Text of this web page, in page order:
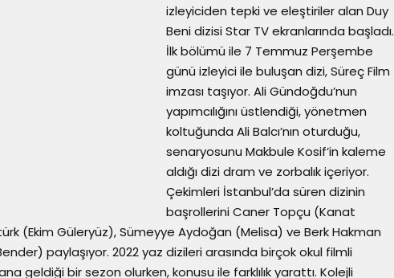
izleyiciden tepki ve eleştiriler alan Duy
Beni dizisi Star TV ekranlarında başladı.
İlk bölümü ile 7 Temmuz Perşembe
günü izleyici ile buluşan dizi, Süreç Film
imzası taşıyor. Ali Gündoğdu’nun
yapımcılığını üstlendiği, yönetmen
koltuğunda Ali Balcı’nın oturduğu,
senaryosunu Makbule Kosif’in kaleme
aldığı dizi dram ve zorbalık içeriyor.
Çekimleri İstanbul’da süren dizinin
başrollerini Caner Topçu (Kanat
(Ekim Güleryüz), Sümeyye Aydoğan (Melisa) ve Berk Hakman
paylaşıyor. 2022 yaz dizileri arasında birçok okul filmli
geldiği bir sezon olurken, konusu ile farklılık yarattı. Kolejli